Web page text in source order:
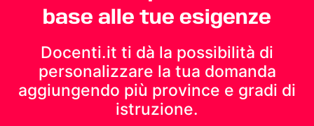
base alle tue esigenze
Docenti.it ti dà la possibilità di
personalizzare la tua domanda
aggiungendo più province e gradi di
istruzione.